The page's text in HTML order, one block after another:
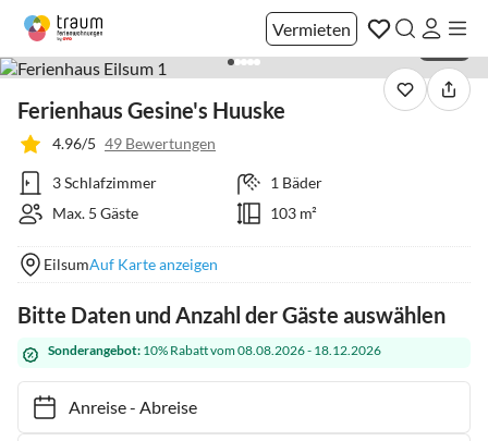
Vermieten
Ferienhaus Gesine's Huuske
4.96/5 49 Bewertungen
3 Schlafzimmer
1 Bäder
Max. 5 Gäste
103 m²
EilsumAuf Karte anzeigen
Bitte Daten und Anzahl der Gäste auswählen
Sonderangebot: 10% Rabatt vom 08.08.2026 - 18.12.2026
Anreise- Abreise